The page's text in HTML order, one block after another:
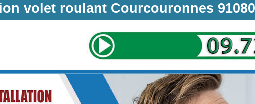
volet roulant Courcouronnes 91080